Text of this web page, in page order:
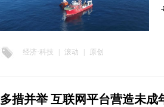
经济·科技 滚动 原创
多措并举 互联网平台营造未成